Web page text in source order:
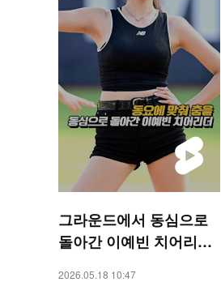
그라운드에서 동심으로
돌아간 이예빈 치어리더
2026.05.18 10:47